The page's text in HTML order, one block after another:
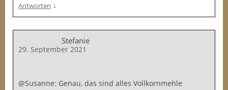
Antworten ↓
Stefanie
29. September 2021
@Susanne: Genau, das sind alles Vollkornmehle